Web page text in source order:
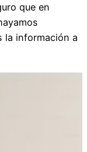
que en
la información a